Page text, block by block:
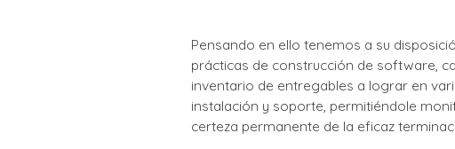
Pensando en ello tenemos a su
prácticas de construcción de software,
inventario de entregables a lograr en
instalación y soporte, permitiéndole
certeza permanente de la eficaz